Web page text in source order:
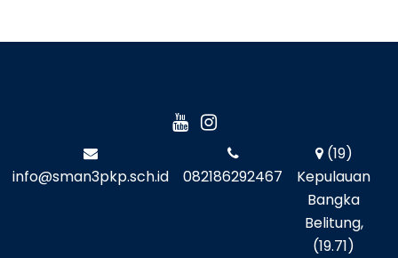
info@sman3pkp.sch.id 082186292467
(19)
Kepulauan
Bangka
Belitung,
(19.71)